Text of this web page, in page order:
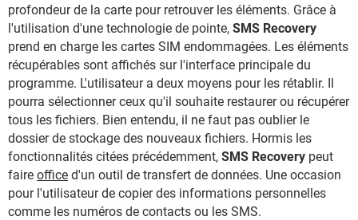
profondeur de la carte pour retrouver les éléments. Grâce à
l'utilisation d'une technologie de pointe, SMS Recovery
prend en charge les cartes SIM endommagées. Les éléments
récupérables sont affichés sur l'interface principale du
programme. L'utilisateur a deux moyens pour les rétablir. Il
pourra sélectionner ceux qu'il souhaite restaurer ou récupérer
tous les fichiers. Bien entendu, il ne faut pas oublier le
dossier de stockage des nouveaux fichiers. Hormis les
fonctionnalités citées précédemment, SMS Recovery peut
faire office d'un outil de transfert de données. Une occasion
pour l'utilisateur de copier des informations personnelles
comme les numéros de contacts ou les SMS.